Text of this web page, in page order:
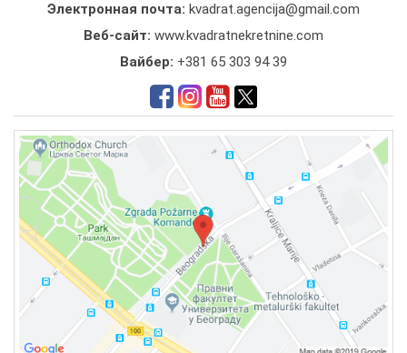
Электронная почта: kvadrat.agencija@gmail.com
Веб-сайт: www.kvadratnekretnine.com
Вайбер: +381 65 303 94 39